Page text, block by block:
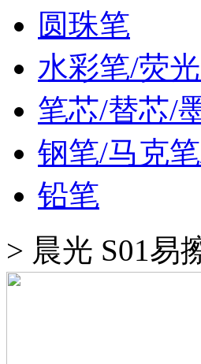
圆珠笔
水彩笔/荧
笔芯/替芯/
钢笔/马克
铅笔
> 晨光 S01易